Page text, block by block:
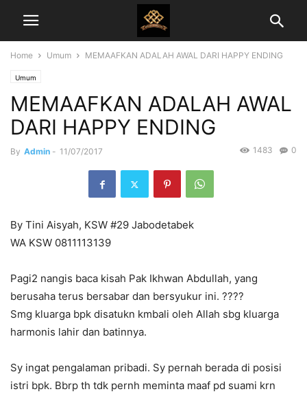
Home Umum MEMAAFKAN ADALAH AWAL DARI HAPPY ENDING
Umum
MEMAAFKAN ADALAH AWAL
DARI HAPPY ENDING
By Admin - 11/07/2017 0
1483
By Tini Aisyah, KSW #29 Jabodetabek
WA KSW 0811113139
Pagi2 nangis baca kisah Pak Ikhwan Abdullah, yang
berusaha terus bersabar dan bersyukur ini. ????
Smg kluarga bpk disatukn kmbali oleh Allah sbg kluarga
harmonis lahir dan batinnya.
Sy ingat pengalaman pribadi. Sy pernah berada di posisi
istri bpk. Bbrp th tdk pernh meminta maaf pd suami krn